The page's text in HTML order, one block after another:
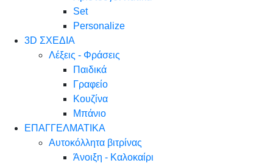
Set
Personalize
3D ΣΧΕΔΙΑ
Λέξεις - Φράσεις
Παιδικά
Γραφείο
Κουζίνα
Μπάνιο
ΕΠΑΓΓΕΛΜΑΤΙΚΑ
Αυτοκόλλητα βιτρίνας
Άνοιξη - Καλοκαίρι